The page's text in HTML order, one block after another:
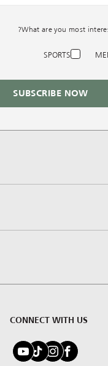
CONNECT WITH US
What are you most
SPORTS
SUBSCRIBE NOW